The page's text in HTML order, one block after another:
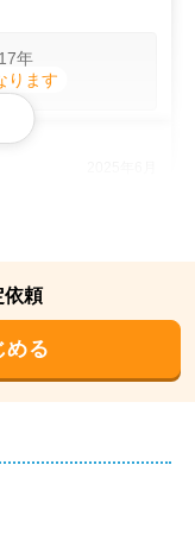
17年
:239 ㎡
:209
2025年3月
ります
依頼
める